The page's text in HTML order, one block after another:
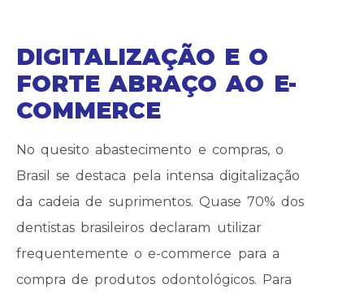
DIGITALIZAÇÃO E O
FORTE ABRAÇO AO E-
COMMERCE
No quesito abastecimento e compras, o
Brasil se destaca pela intensa digitalização
da cadeia de suprimentos. Quase 70% dos
dentistas brasileiros declaram utilizar
frequentemente o e-commerce para a
compra de produtos odontológicos. Para